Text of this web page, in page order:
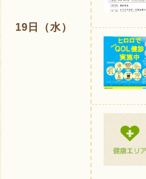
19日（水）